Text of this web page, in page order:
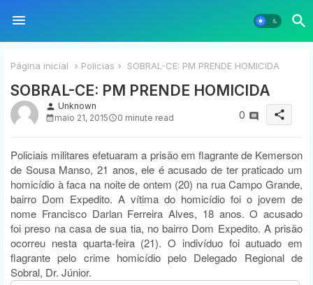
Página inicial Policias SOBRAL-CE: PM PRENDE HOMICIDA
SOBRAL-CE: PM PRENDE HOMICIDA
person Unknown
maio 21, 2015
0 minute read 0 share
Policiais militares efetuaram a prisão em flagrante de Kemerson
de Sousa Manso, 21 anos, ele é acusado de ter praticado um
homicídio à faca na noite de ontem (20) na rua Campo Grande,
bairro Dom Expedito. A vítima do homicídio foi o jovem de
nome Francisco Darlan Ferreira Alves, 18 anos. O acusado
foipreso na casa de sua tia, no bairro Dom Expedito. A prisão
ocorreu nesta quarta-feira (21). O indivíduo foi autuado em
flagrante pelo crime homicídio pelo Delegado Regional de
Sobral, Dr. Júnior.